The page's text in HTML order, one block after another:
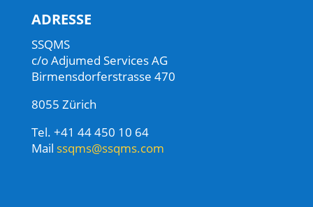
ADRESSE
SSQMS
c/o Adjumed Services AG
Birmensdorferstrasse 470
8055 Zürich
Tel. +41 44 450 10 64
Mail ssqms@ssqms.com